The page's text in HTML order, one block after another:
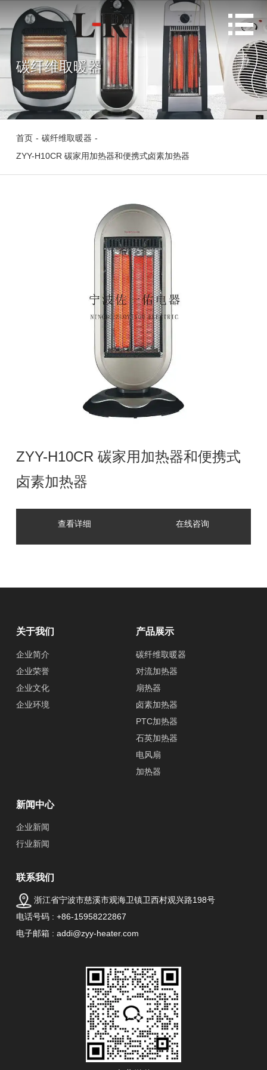

碳纤维取暖器
首页 - 碳纤维取暖器 -
ZYY-H10CR 碳家用加热器和便携式卤素加热器
ZYY-H10CR 碳家用加热器和便携式
卤素加热器
查看详细 在线咨询
关于我们
企业简介
企业荣誉
企业文化
企业环境
产品展示
碳纤维取暖器
对流加热器
扇热器
卤素加热器
PTC加热器
石英加热器
电风扇
加热器
新闻中心
企业新闻
行业新闻
联系我们
浙江省宁波市慈溪市观海卫镇卫西村观兴路198号
电话号码 : +86-15958222867
电子邮箱 : addi@zyy-heater.com